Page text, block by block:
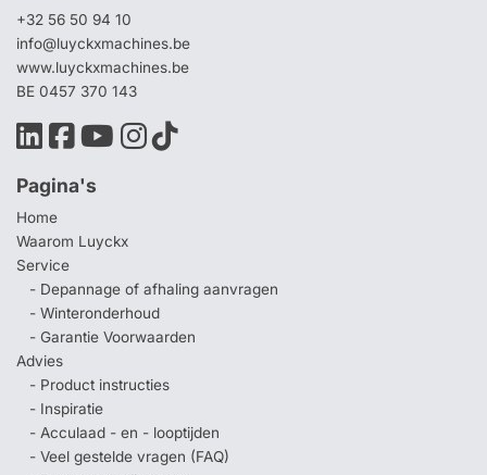
+32 56 50 94 10
info@luyckxmachines.be
www.luyckxmachines.be
BE 0457 370 143
Pagina's
Home
Waarom Luyckx
Service
- Depannage of afhaling aanvragen
- Winteronderhoud
- Garantie Voorwaarden
Advies
- Product instructies
- Inspiratie
- Acculaad - en - looptijden
- Veel gestelde vragen (FAQ)